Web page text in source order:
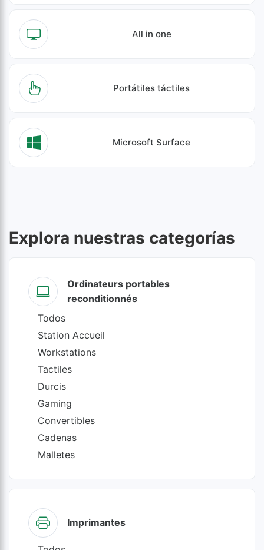
All in one
Portátiles táctiles
Microsoft Surface
Explora nuestras categorías
Ordinateurs portables
reconditionnés
Todos
Station Accueil
Workstations
Tactiles
Durcis
Gaming
Convertibles
Cadenas
Malletes
Imprimantes